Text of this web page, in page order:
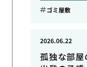
ゴミ屋敷
孤独な部
2026.06.22